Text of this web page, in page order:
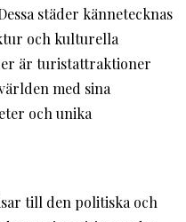
städer kännetecknas
och kulturella
är turistattraktioner
med sina
och unika
till den politiska och